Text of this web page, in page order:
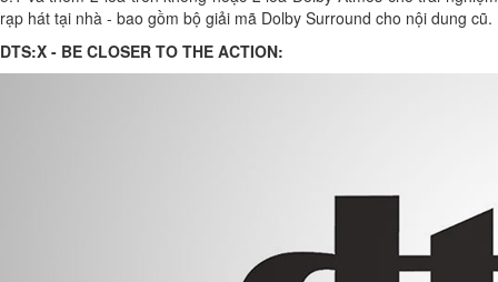
rạp hát tại nhà - bao gồm bộ giải mã Dolby Surround cho nội dung cũ.
DTS:X - BE CLOSER TO THE ACTION: